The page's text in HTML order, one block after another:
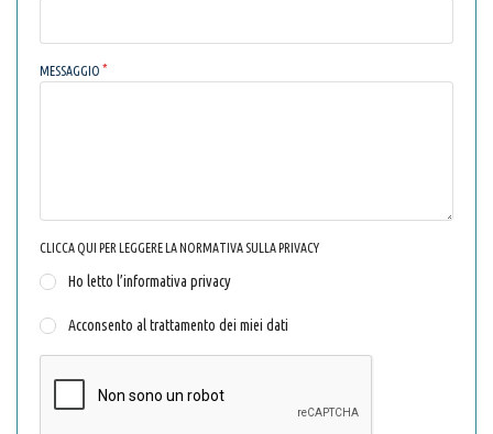
MESSAGGIO
CLICCA QUI PER LEGGERE LA NORMATIVA SULLA PRIVACY
Ho letto l’informativa privacy
Acconsento al trattamento dei miei dati